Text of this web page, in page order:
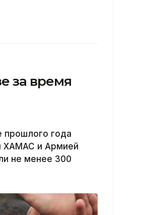
за время
прошлого года
ХАМАС и Армией
не менее 300